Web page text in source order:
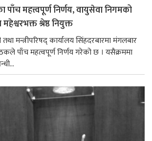
पाँच महत्त्वपूर्ण निर्णय, वायुसेवा निगमको
श्रेष्ठ नियुक्त
तथा मन्त्रीपरिषद् कार्यालय सिंहदरबारमा मंगलबार
पाँच महत्वपूर्ण निर्णय गरेको छ । यसैक्रममा